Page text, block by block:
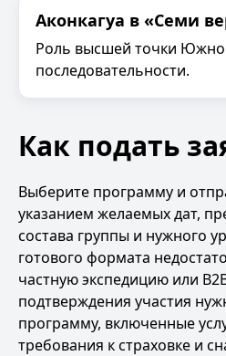
Аконкагуа в «Семи
Роль высшей точки
последовательности.
Как подать
Выберите программу и
указанием желаемых дат,
состава группы и нужного
готового формата
частную экспедицию или
подтверждения участия
программу, включенные
требования к страховке и